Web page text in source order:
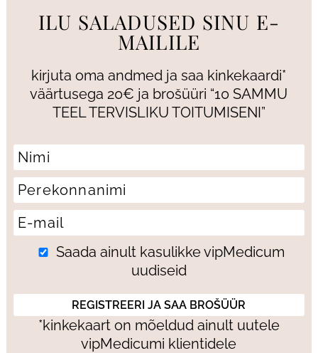
ILU SALADUSED SINU E-
MAILILE
kirjuta oma andmed ja saa kinkekaardi*
väärtusega 20€ ja brošüüri “10 SAMMU
TEEL TERVISLIKU TOITUMISENI”
Saada ainult kasulikke vipMedicum
uudiseid
*kinkekaart on mõeldud ainult uutele
vipMedicumi klientidele